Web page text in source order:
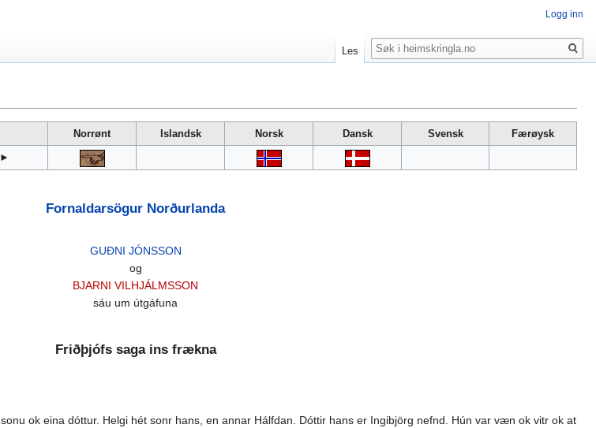
Norrønt Islandsk Norsk Dansk Svensk
Færøysk
Fornaldarsögur Norðurlanda
GUÐNI JÓNSSON
og
BJARNI VILHJÁLMSSON
sáu um útgáfuna
Friðþjófs saga ins frækna
ok eina dóttur. Helgi hét sonr hans, en annar Hálfdan. Dóttir hans er Ingibjörg nefnd. Hún var væn ok vitr ok at
Logg inn
Les
Søk